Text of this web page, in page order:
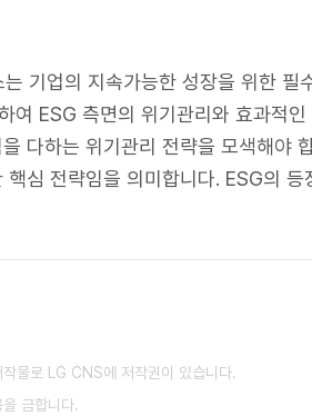
기업의 지속가능한 성장을 위한
여 ESG 측면의 위기관리와 효과
다하는 위기관리 전략을 모색해야
심 전략임을 의미합니다. ESG의
물로 LG CNS에 저작권이 있습니다.
금합니다.